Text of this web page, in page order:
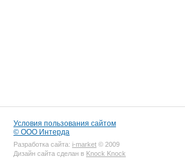
Условия пользования сайтом
© ООО Интерда
Разработка сайта: i-market © 2009
Дизайн сайта сделан в Knock Knock